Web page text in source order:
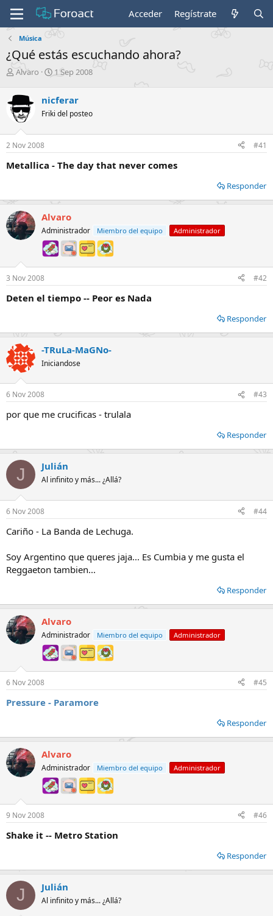
Acceder Regístrate
Música
¿Qué estás escuchando ahora?
I
i
c
i
a
d
o
d
t
e
m
a
Alvaro
F
h
a
e
i
o
1 Sep 2008
nicferar
Friki del posteo
2 Nov 2008 #41
Metallica - The day that never comes
Responder
Alvaro
Administrador Miembro del equipo Administrador
3 Nov 2008 #42
Deten el tiempo -- Peor es Nada
Responder
-TRuLa-MaGNo-
Iniciandose
6 Nov 2008 #43
por que me crucificas - trulala
Responder
J Julián
Al infinito y más... ¿Allá?
6 Nov 2008 #44
Cariño - La Banda de Lechuga.
Soy Argentino que queres jaja... Es Cumbia y me gusta el
Reggaeton tambien...
Responder
Alvaro
Administrador Miembro del equipo Administrador
6 Nov 2008 #45
Pressure - Paramore
Responder
Alvaro
Administrador Miembro del equipo Administrador
9 Nov 2008 #46
Shake it -- Metro Station
Responder
J Julián
Al infinito y más... ¿Allá?